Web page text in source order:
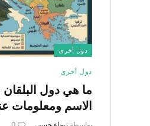
دول أخرى
دول أخرى
ما هي دول البلقان
الاسم ومعلومات